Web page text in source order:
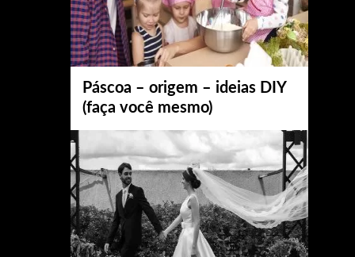
Páscoa – origem – ideias DIY
(faça você mesmo)